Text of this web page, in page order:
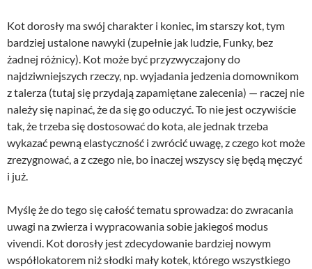
Kot dorosły ma swój charakter i koniec, im starszy kot, tym
bardziej ustalone nawyki (zupełnie jak ludzie, Funky, bez
żadnej różnicy). Kot może być przyzwyczajony do
najdziwniejszych rzeczy, np. wyjadania jedzenia domownikom
z talerza (tutaj się przydają zapamiętane zalecenia) — raczej nie
należy się napinać, że da się go oduczyć. To nie jest oczywiście
tak, że trzeba się dostosować do kota, ale jednak trzeba
wykazać pewną elastyczność i zwrócić uwagę, z czego kot może
zrezygnować, a z czego nie, bo inaczej wszyscy się będą męczyć
i już.
Myślę że do tego się całość tematu sprowadza: do zwracania
uwagi na zwierza i wypracowania sobie jakiegoś modus
vivendi. Kot dorosły jest zdecydowanie bardziej nowym
współlokatorem niż słodki mały kotek, którego wszystkiego